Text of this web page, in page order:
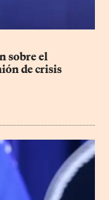
sobre el
de crisis